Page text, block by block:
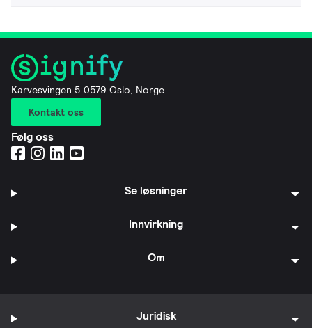
Karvesvingen 5 0579 Oslo, Norge
Kontakt oss
Følg oss
Se løsninger
Innvirkning
Om
Juridisk